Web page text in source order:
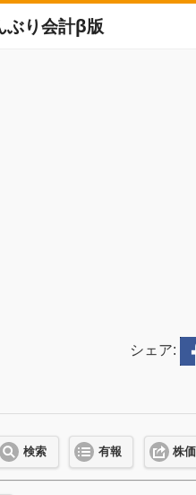
ぶり会計β版
シェア:
検索 有報 株価